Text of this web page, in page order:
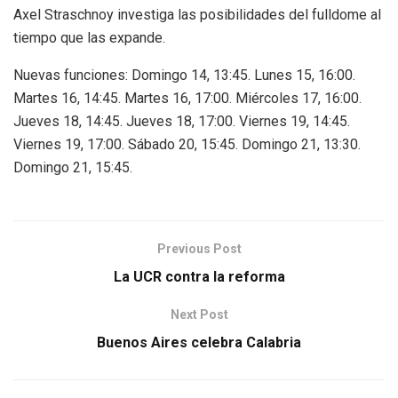
Axel Straschnoy investiga las posibilidades del fulldome al
tiempo que las expande.
Nuevas funciones: Domingo 14, 13:45. Lunes 15, 16:00.
Martes 16, 14:45. Martes 16, 17:00. Miércoles 17, 16:00.
Jueves 18, 14:45. Jueves 18, 17:00. Viernes 19, 14:45.
Viernes 19, 17:00. Sábado 20, 15:45. Domingo 21, 13:30.
Domingo 21, 15:45.
Previous Post
La UCR contra la reforma
Next Post
Buenos Aires celebra Calabria